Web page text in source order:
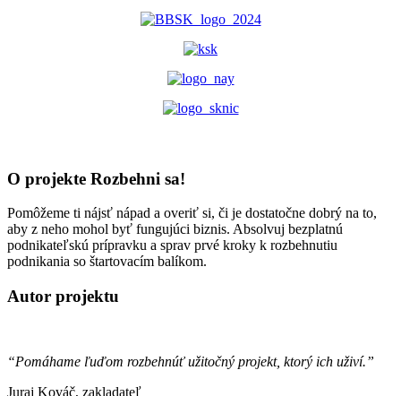
O projekte Rozbehni sa!
Pomôžeme ti nájsť nápad a overiť si, či je dostatočne dobrý na to,
aby z neho mohol byť fungujúci biznis. Absolvuj bezplatnú
podnikateľskú prípravku a sprav prvé kroky k rozbehnutiu
podnikania so štartovacím balíkom.
Autor projektu
“Pomáhame ľuďom rozbehnúť užitočný projekt, ktorý ich uživí.”
Juraj Kováč, zakladateľ